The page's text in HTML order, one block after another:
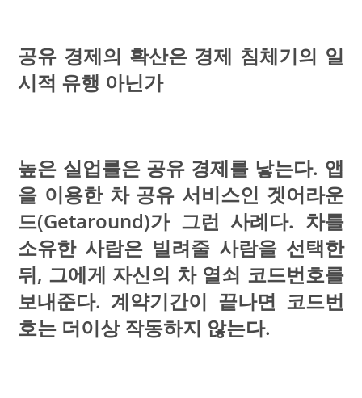
공유 경제의 확산은 경제 침체기의 일
시적 유행 아닌가
높은 실업률은 공유 경제를 낳는다. 앱
을 이용한 차 공유 서비스인 겟어라운
드(Getaround)가 그런 사례다. 차를
소유한 사람은 빌려줄 사람을 선택한
뒤, 그에게 자신의 차 열쇠 코드번호를
보내준다. 계약기간이 끝나면 코드번
호는 더이상 작동하지 않는다.